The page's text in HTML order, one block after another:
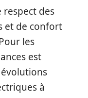
respect des
et de confort
les
est
à